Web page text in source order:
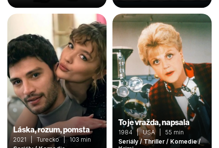
Láska, rozum, pomsta
2021 | Turecko | 103 min
To je vražda, napsala
1984 | USA | 55 min
Seriály / Thriller / Komedie /